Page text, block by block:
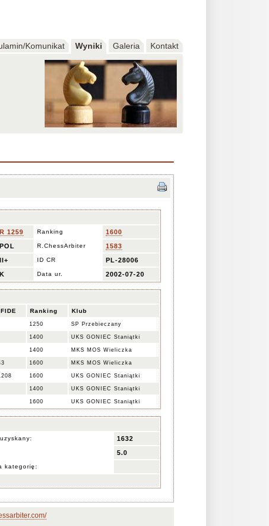
Komunikat Wyniki Galeria Kontakt
R 1259 Ranking 1600
POL R.ChessArbiter 1583
II+ ID CR PL-28006
K Data ur. 2002-07-20
Ranking Klub
1250 SP Przebieczany
1400 UKS GONIEC Staniątki
1400 MKS MOS Wieliczka
1600 MKS MOS Wieliczka
1600 UKS GONIEC Staniątki
1400 UKS GONIEC Staniątki
1600 UKS GONIEC Staniątki
1632
5.0
kategorię: